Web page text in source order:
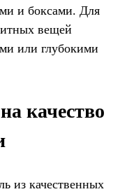
и боксами. Для
вещей
или глубокими
качество
из качественных